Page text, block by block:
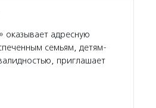
оказывает адресную
семьям, детям-
приглашает